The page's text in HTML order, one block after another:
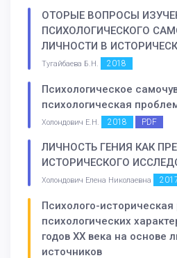
ОТОРЫЕ ВОПРОСЫ
ПСИХОЛОГИЧЕСКОГО
ЛИЧНОСТИ В
Тугайбаева Б.Н. 2018
Психологическое
психологическая
Холондович Е.Н. 2018 PDF
ЛИЧНОСТЬ ГЕНИЯ КАК
ИСТОРИЧЕСКОГО
Холондович Елена Николаевна
Психолого-историческая
психологических
годов XX века на основе
источников